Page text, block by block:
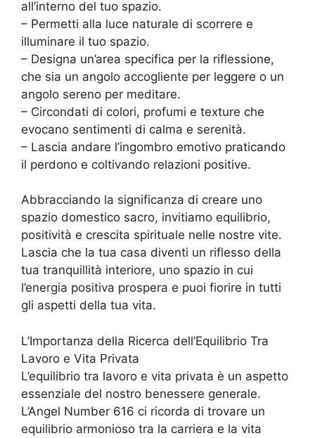
all’interno del tuo spazio.
– Permetti alla luce naturale di scorrere e
illuminare il tuo spazio.
– Designa un’area specifica per la riflessione,
che sia un angolo accogliente per leggere o un
angolo sereno per meditare.
– Circondati di colori, profumi e texture che
evocano sentimenti di calma e serenità.
– Lascia andare l’ingombro emotivo praticando
il perdono e coltivando relazioni positive.
Abbracciando la significanza di creare uno
spazio domestico sacro, invitiamo equilibrio,
positività e crescita spirituale nelle nostre vite.
Lascia che la tua casa diventi un riflesso della
tua tranquillità interiore, uno spazio in cui
l’energia positiva prospera e puoi fiorire in tutti
gli aspetti della tua vita.
L’Importanza della Ricerca dell’Equilibrio Tra
Lavoro e Vita Privata
L’equilibrio tra lavoro e vita privata è un aspetto
essenziale del nostro benessere generale.
L’Angel Number 616 ci ricorda di trovare un
equilibrio armonioso tra la carriera e la vita